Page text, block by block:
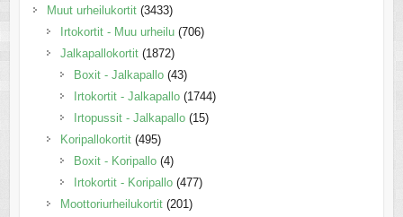
Muut urheilukortit (3433)
Irtokortit - Muu urheilu (706)
Jalkapallokortit (1872)
Boxit - Jalkapallo (43)
Irtokortit - Jalkapallo (1744)
Irtopussit - Jalkapallo (15)
Koripallokortit (495)
Boxit - Koripallo (4)
Irtokortit - Koripallo (477)
Moottoriurheilukortit (201)